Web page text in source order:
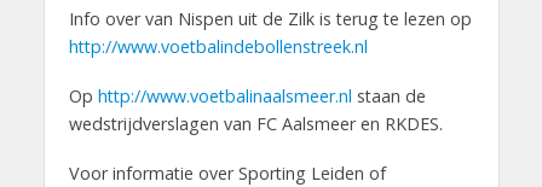
Info over van Nispen uit de Zilk is terug te lezen op
http://www.voetbalindebollenstreek.nl
Op http://www.voetbalinaalsmeer.nl staan de
wedstrijdverslagen van FC Aalsmeer en RKDES.
Voor informatie over Sporting Leiden of